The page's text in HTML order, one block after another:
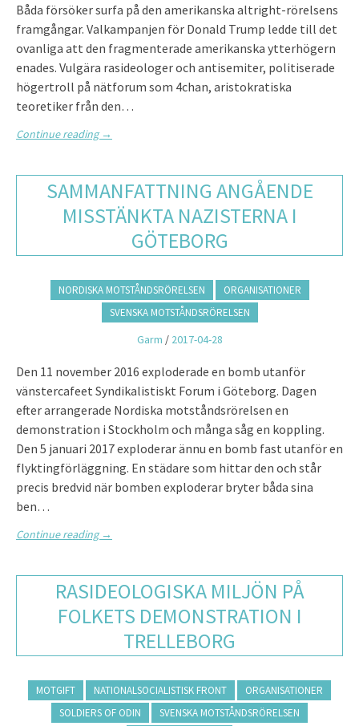
Båda försöker surfa på den amerikanska altright-rörelsens
framgångar. Valkampanjen för Donald Trump ledde till det
ovanliga att den fragmenterade amerikanska ytterhögern
enades. Vulgära rasideologer och antisemiter, politiserade
högertroll på nätforum som 4chan, aristokratiska
teoretiker från den…
Continue reading →
SAMMANFATTNING ANGÅENDE
MISSTÄNKTA NAZISTERNA I
GÖTEBORG
NORDISKA MOTSTÅNDSRÖRELSEN
ORGANISATIONER
SVENSKA MOTSTÅNDSRÖRELSEN
Garm / 2017-04-28
Den 11 november 2016 exploderade en bomb utanför
vänstercafeet Syndikalistiskt Forum i Göteborg. Dagen
efter arrangerade Nordiska motståndsrörelsen en
demonstration i Stockholm och många såg en koppling.
Den 5 januari 2017 exploderar ännu en bomb fast utanför en
flyktingförläggning. En städare som hittar den och står
precis bredvid när bomben exploderar bryter båda sina
ben…
Continue reading →
RASIDEOLOGISKA MILJÖN PÅ
FOLKETS DEMONSTRATION I
TRELLEBORG
MOTGIFT NATIONALSOCIALISTISK FRONT
ORGANISATIONER
SOLDIERS OF ODIN
SVENSKA MOTSTÅNDSRÖRELSEN